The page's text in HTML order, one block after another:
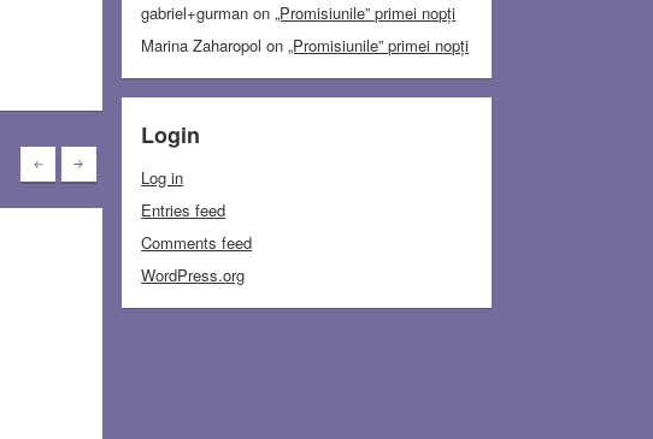
gabriel+gurman on„Promisiunile” primei nopți
Marina Zaharopol on„Promisiunile” primei nopți
Login
Log in
Entries feed
Comments feed
WordPress.org